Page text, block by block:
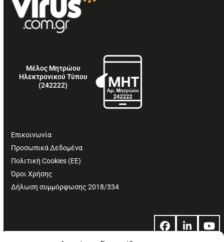
Μέλος Μητρώου
Ηλεκτρονικού Τύπου
(242222)
Επικοινωνία
Προσωπικά Δεδομένα
Πολιτική Cookies (ΕΕ)
Όροι Χρήσης
Δήλωση συμμόρφωσης 2018/334
Facebook
LinkedIn